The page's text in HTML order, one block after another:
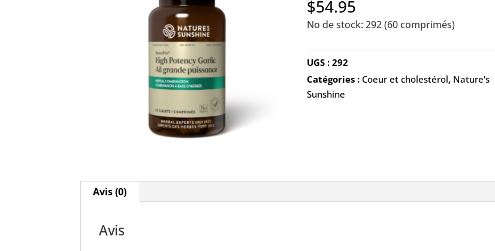
$54.95
No de stock: 292 (60 comprimés)
UGS :292
Catégories : Coeur et cholestérol, Nature's
Sunshine
Avis (0)
Avis